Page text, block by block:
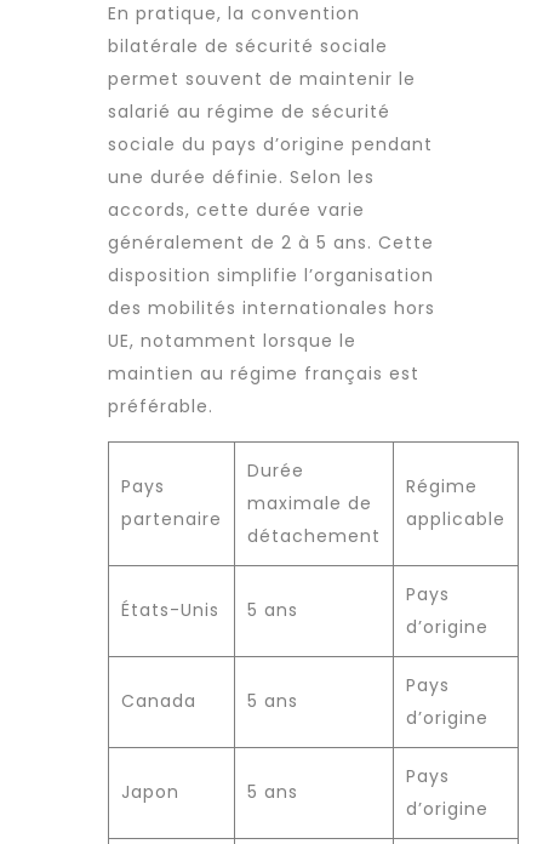
En pratique, la convention
bilatérale de sécurité sociale
permet souvent de maintenir le
salarié au régime de sécurité
sociale du pays d’origine pendant
une durée définie. Selon les
accords, cette durée varie
généralement de 2 à 5 ans. Cette
disposition simplifie l’organisation
des mobilités internationales hors
UE, notamment lorsque le
maintien au régime français est
préférable.
Pays
partenaire
Durée
maximale de
détachement
Régime
applicable
États-Unis 5 ans
Pays
d’origine
Canada 5 ans
Pays
d’origine
Japon 5 ans
Pays
d’origine